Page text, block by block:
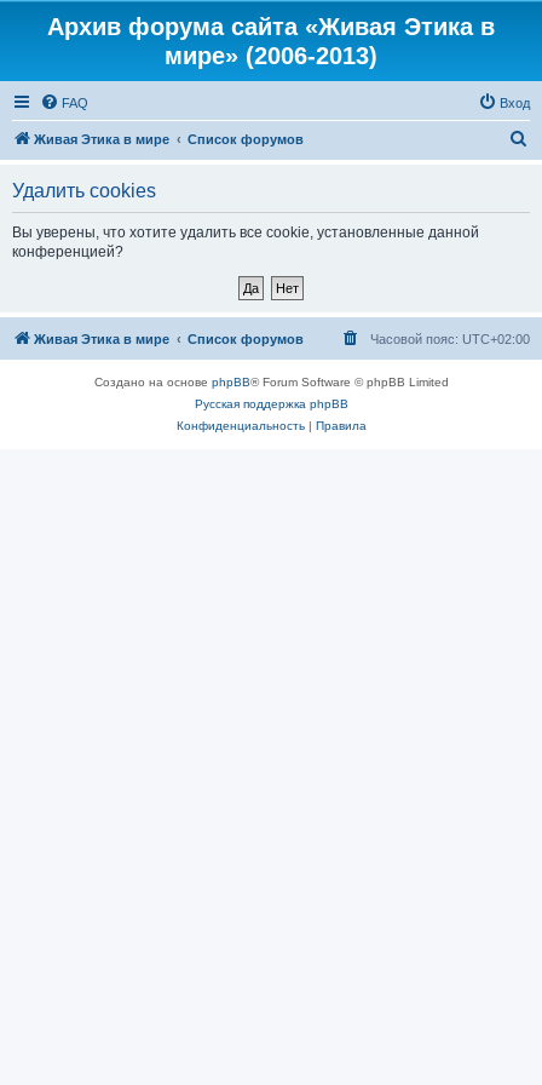
Архив форума сайта «Живая Этика в
мире» (2006-2013)
FAQ Вход
Живая Этика в мире Список форумов
Удалить cookies
Вы уверены, что хотите удалить все cookie, установленные данной
конференцией?
Живая Этика в мире Список форумов Часовой пояс: UTC+02:00
Создано на основе phpBB® Forum Software © phpBB Limited
Русская поддержка phpBB
Конфиденциальность| Правила